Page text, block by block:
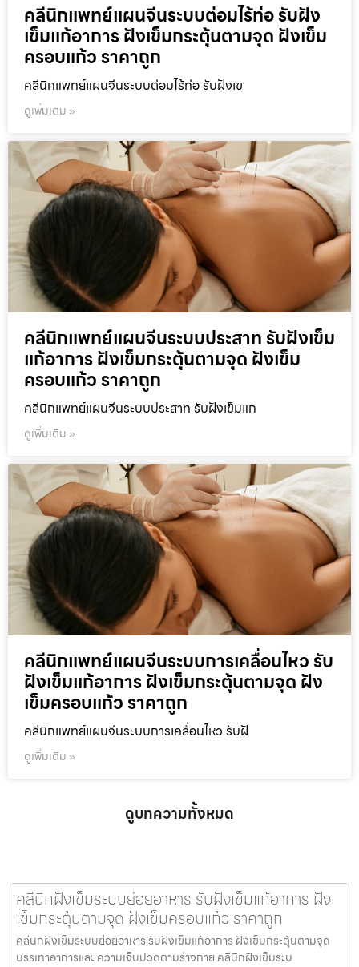
คลีนิกแพทย์แผนจีนระบบต่อมไร้ท่อ รับฝัง
เข็มแก้อาการ ฝังเข็มกระตุ้นตามจุด ฝังเข็ม
ครอบแก้ว ราคาถูก
คลีนิกแพทย์แผนจีนระบบต่อมไร้ท่อ รับฝังเข
ดูเพิ่มเติม »
คลีนิกแพทย์แผนจีนระบบประสาท รับฝังเข็ม
แก้อาการ ฝังเข็มกระตุ้นตามจุด ฝังเข็ม
ครอบแก้ว ราคาถูก
คลีนิกแพทย์แผนจีนระบบประสาท รับฝังเข็มแก
ดูเพิ่มเติม »
คลีนิกแพทย์แผนจีนระบบการเคลื่อนไหว รับ
ฝังเข็มแก้อาการ ฝังเข็มกระตุ้นตามจุด ฝัง
เข็มครอบแก้ว ราคาถูก
คลีนิกแพทย์แผนจีนระบบการเคลื่อนไหว รับฝั
ดูเพิ่มเติม »
ดูบทความทั้งหมด
คลีนิกฝังเข็มระบบย่อยอาหาร รับฝังเข็มแก้อาการ ฝัง
เข็มกระตุ้นตามจุด ฝังเข็มครอบแก้ว ราคาถูก
คลีนิกฝังเข็มระบบย่อยอาหาร รับฝังเข็มแก้อาการ ฝังเข็มกระตุ้นตามจุด
บรรเทาอาการและ ความเจ็บปวดตามร่างกาย คลีนิกฝังเข็มระบ